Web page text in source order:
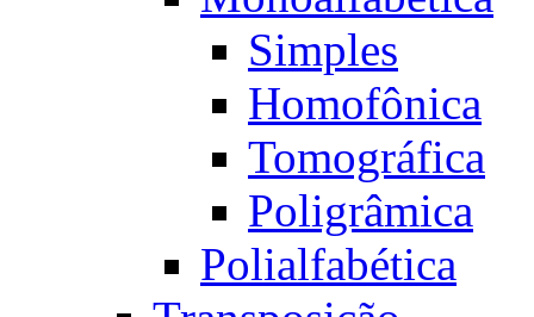
Simples
Homofônica
Tomográfica
Poligrâmica
Polialfabética